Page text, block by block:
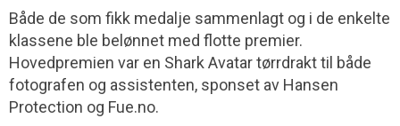
Både de som fikk medalje sammenlagt og i de enkelte
klassene ble belønnet med flotte premier.
Hovedpremien var en Shark Avatar tørrdrakt til både
fotografen og assistenten, sponset av Hansen
Protection og Fue.no.